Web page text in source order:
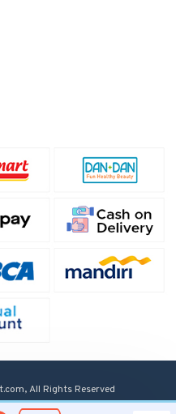
All Rights Reserved